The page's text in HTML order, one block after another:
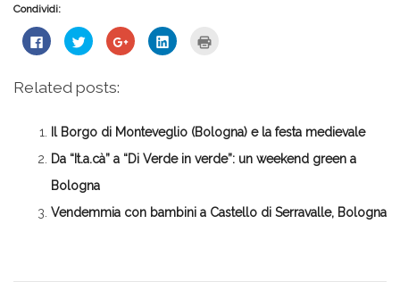
Condividi:
Fai
clic
su
Facebook
in
una
finestra)
Fai
clic
condividere
su
apre
in
nuova
finestra)
Fai
clic
apre
in
nuova
finestra)
Fai
clic
apre
in
nuova
finestra)
una
nuova
Related posts:
Il Borgo di Monteveglio (Bologna) e la festa medievale
Da “It.a.cà” a “Di Verde in verde”: un weekend green a
Bologna
Vendemmia con bambini a Castello di Serravalle, Bologna